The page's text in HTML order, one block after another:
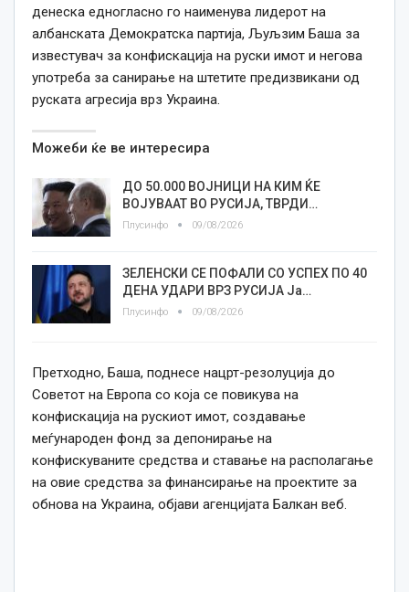
денеска едногласно го наименува лидерот на
албанската Демократска партија, Љуљзим Баша за
известувач за конфискација на руски имот и негова
употреба за санирање на штетите предизвикани од
руската агресија врз Украина.
Можеби ќе ве интересира
ДО 50.000 ВОЈНИЦИ НА КИМ ЌЕ
ВОЈУВААТ ВО РУСИЈА, ТВРДИ…
Плусинфо 09/08/2026
ЗЕЛЕНСКИ СЕ ПОФАЛИ СО УСПЕХ ПО 40
ДЕНА УДАРИ ВРЗ РУСИЈА Ја…
Плусинфо 09/08/2026
Претходно, Баша, поднесе нацрт-резолуција до
Советот на Европа со која се повикува на
конфискација на рускиот имот, создавање
меѓународен фонд за депонирање на
конфискуваните средства и ставање на располагање
на овие средства за финансирање на проектите за
обнова на Украина, објави агенцијата Балкан веб.